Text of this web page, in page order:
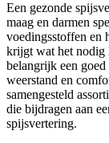
Een gezonde
maag en darmen
voedingsstoffen en
krijgt wat het
belangrijk een
weerstand en
samengesteld
die bijdragen aan
spijsvertering.